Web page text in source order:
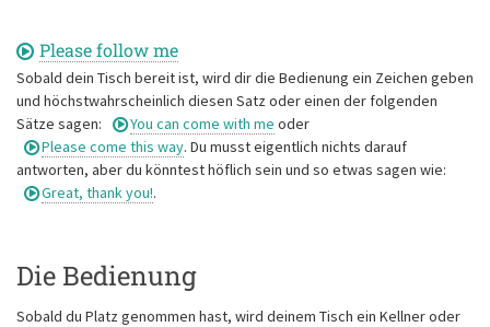
Please follow me
Sobald dein Tisch bereit ist, wird dir die Bedienung ein Zeichen geben
und höchstwahrscheinlich diesen Satz oder einen der folgenden
Sätze sagen:
You can come with me oder
Please come this way. Du musst eigentlich nichts darauf
antworten, aber du könntest höflich sein und so etwas sagen wie:
Great, thank you!.
Die Bedienung
Sobald du Platz genommen hast, wird deinem Tisch ein Kellner oder